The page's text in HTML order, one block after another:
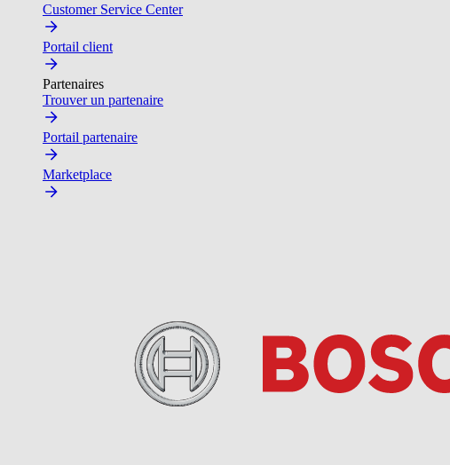
Customer Service Center
Portail client
Partenaires
Trouver un partenaire
Portail partenaire
Marketplace